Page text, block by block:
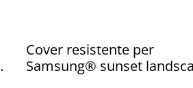
Cover resistente per
Samsung® sunset